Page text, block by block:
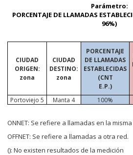
Parámetro:
PORCENTAJE DE LLAMADAS
96%)
CIUDAD
ORIGEN:
zona
CIUDAD
DESTINO:
zona
PORCENTAJE
DE LLAMADAS
ESTABLECIDAS
(CNT
E.P.)
Portoviejo 5
Manta 4 100%
ONNET: Se refiere a llamadas en la
OFFNET: Se refiere a llamadas a otra red.
(): No existen resultados de la medición